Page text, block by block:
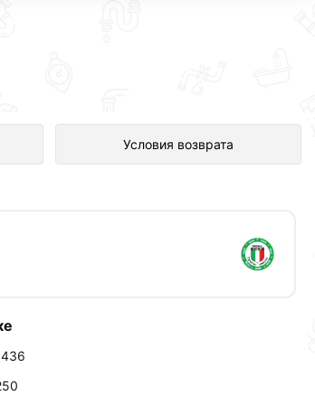
Условия возврата
по отличной